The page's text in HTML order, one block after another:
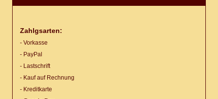
Zahlgsarten:
- Vorkasse
- PayPal
- Lastschrift
- Kauf auf Rechnung
- Kreditkarte